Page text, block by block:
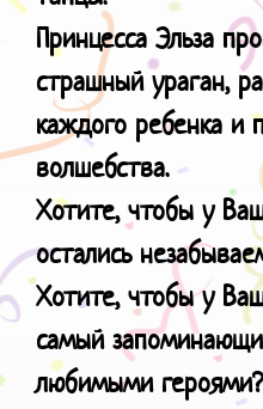
Принцесса Эльза
страшный ураган,
каждого ребенка и
волшебства.
Хотите, чтобы у
остались
Хотите, чтобы у
самый
любимыми